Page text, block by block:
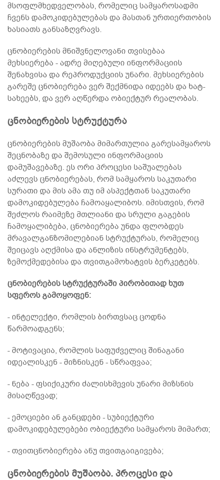
მსოფლმხედველობას, რომელიც სამყაროსადმი
ჩვენს დამოკიდებულებას და მასთან ურთიერთობის
ხასიათს განსაზღვრავს.
ცნობიერების მნიშვნელოვანი თვისებაა
მეხსიერება - ადრე მიღებული ინფორმაციის
შენახვისა და რეპროდუქციის უნარი. მეხსიერების
გარეშე ცნობიერება ვერ შექმნიდა იდეებს და ხატ-
სახეებს, და ვერ აღწერდა ობიექტურ რეალობას.
ცნობიერების სტრუქტურა
ცნობიერების მუშაობა მიმართულია გარესამყაროს
შეცნობაზე და შემოსული ინფორმაციის
დამუშავებაზე. ეს ორი პროცესი საშუალებას
აძლევს ცნობიერებას, რომ სამყაროს საკუთარი
სურათი და მის ამა თუ იმ ასპექტთან საკუთარი
დამოკიდებულება ჩამოაყალიბოს. იმისთვის, რომ
შეძლოს რაიმეზე მთლიანი და სრული გაგების
ჩამოყალიბება, ცნობიერება უნდა ფლობდეს
მრავალგანზომილებიან სტრუქტურას, რომელიც
შეიცავს აღქმისა და ანლიზის ინსტრუმენტებს,
ზემოქმედებისა და თვითგამოხატვის ბერკეტებს.
ცნობიერების სტრუქტურაში პირობითად ხუთ
სფეროს გამოყოფენ:
- ინტელექტი, რომლის ბირთვსაც ცოდნა
წარმოადგენს;
- მოტივაცია, რომლის საფუძველიც შინაგანი
იდეალისკენ - მიზნისკენ - სწრაფვაა;
- ნება - ფსიქიკური ძალისხმევის უნარი მიზსნის
მისაღწევად;
- ემოციები ან განცდები - სუბიექტური
დამოკიდებულებები ობიექტური სამყაროს მიმართ;
- თვითცნობიერება ანუ თვითგაიგივება;
ცნობიერების მუშაობა. პროცესი და